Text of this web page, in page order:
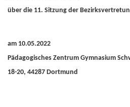
über die 11. Sitzung der
am 10.05.2022
Pädagogisches Zentrum Gymnasium
18-20, 44287 Dortmund